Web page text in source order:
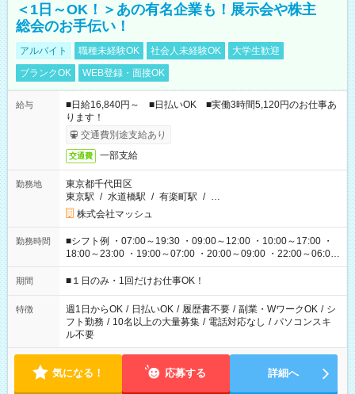
＜1日～OK！＞あの有名企業も！展示会や株主
総会のお手伝い！
アルバイト 職種未経験OK 社会人未経験OK
大学生歓迎
ブランクOK
WEB登録・面接OK
給与
■日給16,840円～ ■日払いOK ■実働3時間5,120円のお仕事あ
ります！
交通費別途支給あり
交通費 一部支給
勤務地
東京都千代田区
東京駅 / 水道橋駅 / 有楽町駅 / …
株式会社マッシュ
勤務時間
■シフト例 ・07:00～19:30 ・09:00～12:00 ・10:00～17:00 ・
18:00～23:00 ・19:00～07:00 ・20:00～09:00 ・22:00～06:00
etc ★最短で3時間で5,120円のお仕事から 15時間で2万円近く稼
げるお仕事も！ ご希望のお時間に合わせてご紹介！ ※シフトは
ください！
期間 ■１日のみ・1回だけお仕事OK！
特徴 週1日からOK / 日払いOK / 履歴書不要 / 副業・WワークOK / シ
フト勤務 / 10名以上の大量募集 / 電話対応なし / パソコンスキ
ル不要
気になる！ 応募する 詳細へ